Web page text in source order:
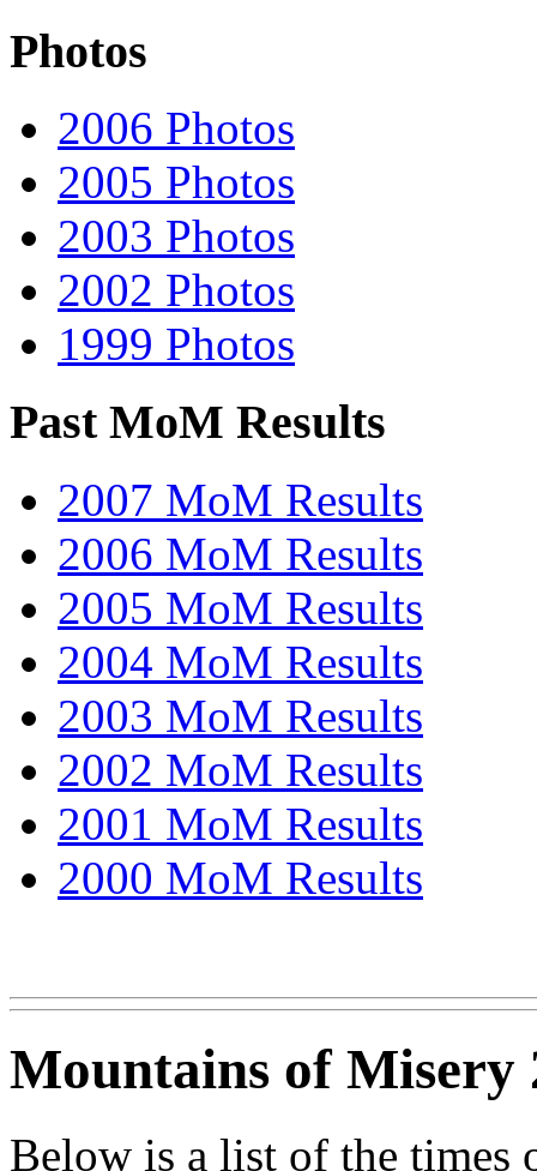
Photos
2006 Photos
2005 Photos
2003 Photos
2002 Photos
1999 Photos
Past MoM Results
2007 MoM Results
2006 MoM Results
2005 MoM Results
2004 MoM Results
2003 MoM Results
2002 MoM Results
2001 MoM Results
2000 MoM Results
Mountains of Misery
Below is a list of the